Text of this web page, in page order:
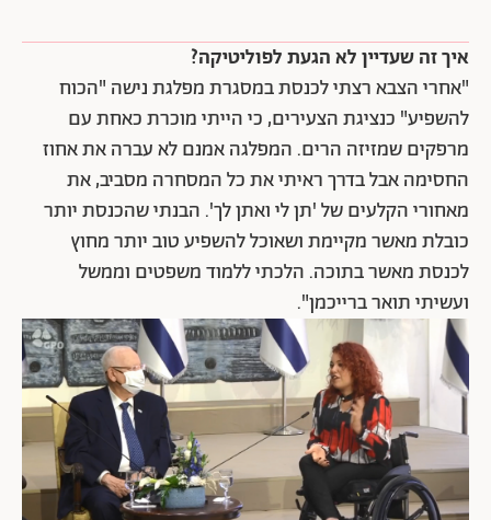
איך זה שעדיין לא הגעת לפוליטיקה?
"אחרי הצבא רצתי לכנסת במסגרת מפלגת נישה "הכוח
להשפיע" כנציגת הצעירים, כי הייתי מוכרת כאחת עם
מרפקים שמזיזה הרים. המפלגה אמנם לא עברה את אחוז
החסימה אבל בדרך ראיתי את כל המסחרה מסביב, את
מאחורי הקלעים של 'תן לי ואתן לך'. הבנתי שהכנסת יותר
כובלת מאשר מקיימת ושאוכל להשפיע טוב יותר מחוץ
לכנסת מאשר בתוכה. הלכתי ללמוד משפטים וממשל
ועשיתי תואר ברייכמן".